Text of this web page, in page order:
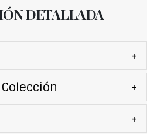
DETALLADA
+
+
+